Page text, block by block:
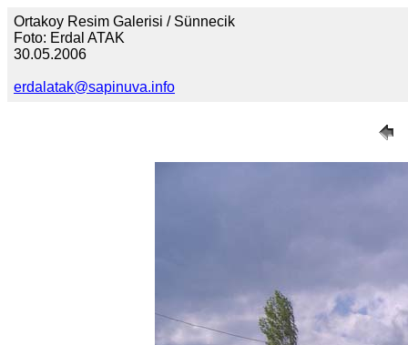
Ortakoy Resim Galerisi / Sünnecik
Foto: Erdal ATAK
30.05.2006
erdalatak@sapinuva.info